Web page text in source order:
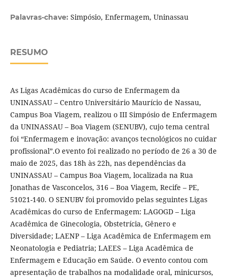
Palavras-chave: Simpósio, Enfermagem, Uninassau
RESUMO
As Ligas Acadêmicas do curso de Enfermagem da
UNINASSAU – Centro Universitário Maurício de Nassau,
Campus Boa Viagem, realizou o III Simpósio de Enfermagem
da UNINASSAU – Boa Viagem (SENUBV), cujo tema central
foi “Enfermagem e inovação: avanços tecnológicos no cuidar
profissional”.O evento foi realizado no período de 26 a 30 de
maio de 2025, das 18h às 22h, nas dependências da
UNINASSAU – Campus Boa Viagem, localizada na Rua
Jonathas de Vasconcelos, 316 – Boa Viagem, Recife – PE,
51021-140. O SENUBV foi promovido pelas seguintes Ligas
Acadêmicas do curso de Enfermagem: LAGOGD – Liga
Acadêmica de Ginecologia, Obstetrícia, Gênero e
Diversidade; LAENP – Liga Acadêmica de Enfermagem em
Neonatologia e Pediatria; LAEES – Liga Acadêmica de
Enfermagem e Educação em Saúde. O evento contou com
apresentação de trabalhos na modalidade oral, minicursos,